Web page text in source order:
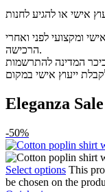
ומקצועי לפני ואחרי
הרכישה.
המדינה להתרשמות
Eleganza
-50%
Select options This
be chosen on the